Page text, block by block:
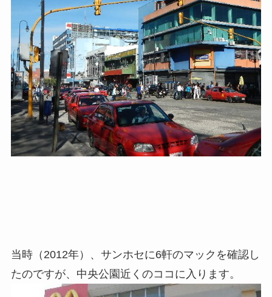
当時（2012年）、サンホセに6軒のマックを確認し
たのですが、中央公園近くのココに入ります。